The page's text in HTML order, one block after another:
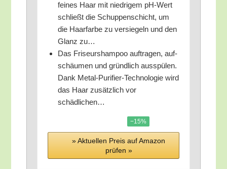
fei­nes Haar mit nied­ri­gem pH-Wert
schließt die Schup­pen­schicht, um
die Haar­far­be zu ver­sie­geln und den
Glanz zu…
Das Fri­seur­sham­poo auf­tra­gen, auf­
schäu­men und gründ­lich aus­spü­len.
Dank Metal-Puri­fier-Tech­no­lo­gie wird
das Haar zusätz­lich vor
schädlichen…
−15%
» Aktu­el­len Preis auf Ama­zon
prü­fen »